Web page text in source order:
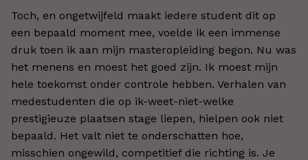
Toch, en ongetwijfeld maakt iedere student dit op
een bepaald moment mee, voelde ik een immense
druk toen ik aan mijn masteropleiding begon. Nu was
het menens en moest het goed zijn. Ik moest mijn
hele toekomst onder controle hebben. Verhalen van
medestudenten die op ik-weet-niet-welke
prestigieuze plaatsen stage liepen, hielpen ook niet
bepaald. Het valt niet te onderschatten hoe,
misschien ongewild, competitief die richting is. Je